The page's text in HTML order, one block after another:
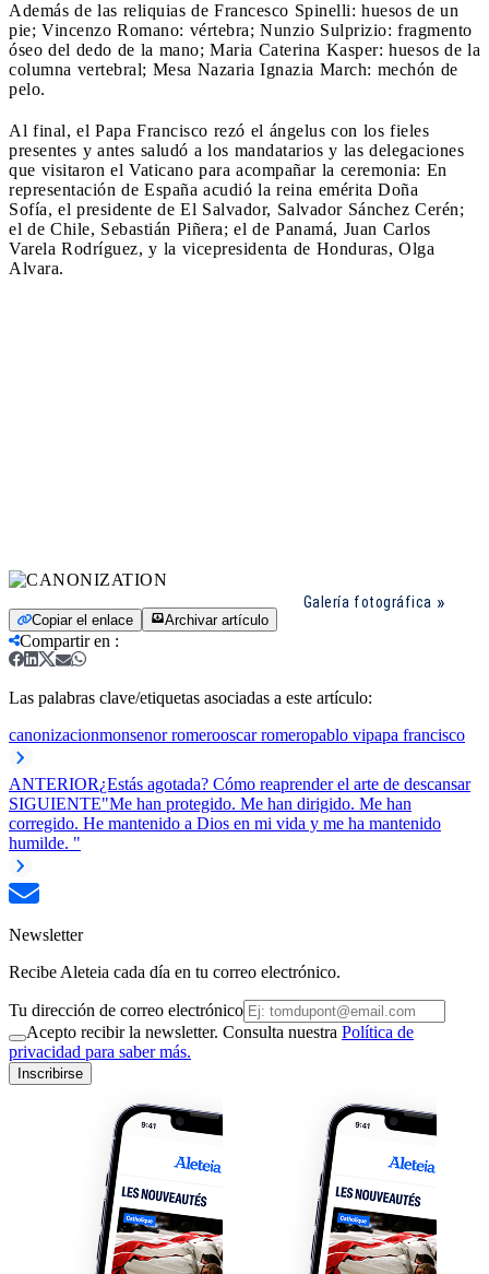
Además de las reliquias de Francesco Spinelli: huesos de un
pie; Vincenzo Romano: vértebra; Nunzio Sulprizio: fragmento
óseo del dedo de la mano; Maria Caterina Kasper: huesos de la
columna vertebral; Mesa Nazaria Ignazia March: mechón de
pelo.
Al final, el Papa Francisco rezó el ángelus con los fieles
presentes y antes saludó a los mandatarios y las delegaciones
que visitaron el Vaticano para acompañar la ceremonia: En
representación de España acudió la reina emérita Doña
Sofía, el presidente de El Salvador, Salvador Sánchez Cerén;
el de Chile, Sebastián Piñera; el de Panamá, Juan Carlos
Varela Rodríguez, y la vicepresidenta de Honduras, Olga
Alvara.
Galería fotográfica
Copiar el enlace Archivar artículo
Compartir en :
Las palabras clave/etiquetas asociadas a este artículo:
canonizacionmonsenor romerooscar romeropablo vipapa francisco
ANTERIOR¿Estás agotada? Cómo reaprender el arte de descansar
SIGUIENTE"Me han protegido. Me han dirigido. Me han
corregido. He mantenido a Dios en mi vida y me ha mantenido
humilde. "
Newsletter
Recibe Aleteia cada día en tu correo electrónico.
Tu dirección de correo electrónico
Acepto recibir la newsletter. Consulta nuestra Política de
privacidad para saber más.
Inscribirse